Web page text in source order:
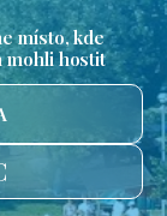
místo, kde
mohli hostit